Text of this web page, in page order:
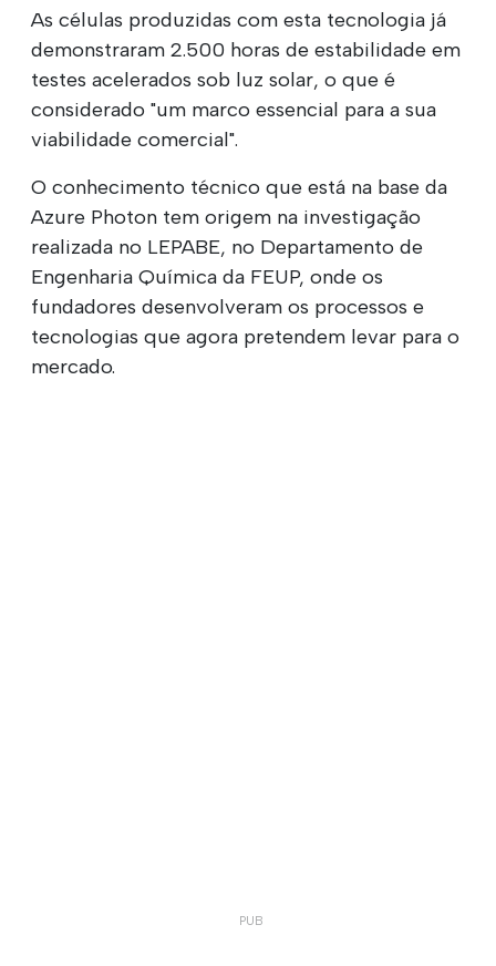
As células produzidas com esta tecnologia já
demonstraram 2.500 horas de estabilidade em
testes acelerados sob luz solar, o que é
considerado "um marco essencial para a sua
viabilidade comercial".
O conhecimento técnico que está na base da
Azure Photon tem origem na investigação
realizada no LEPABE, no Departamento de
Engenharia Química da FEUP, onde os
fundadores desenvolveram os processos e
tecnologias que agora pretendem levar para o
mercado.